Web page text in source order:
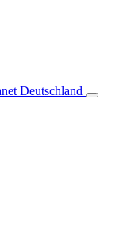
Deutschland